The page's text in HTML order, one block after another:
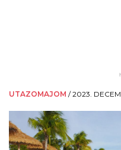
UTAZOMAJOM /2023.